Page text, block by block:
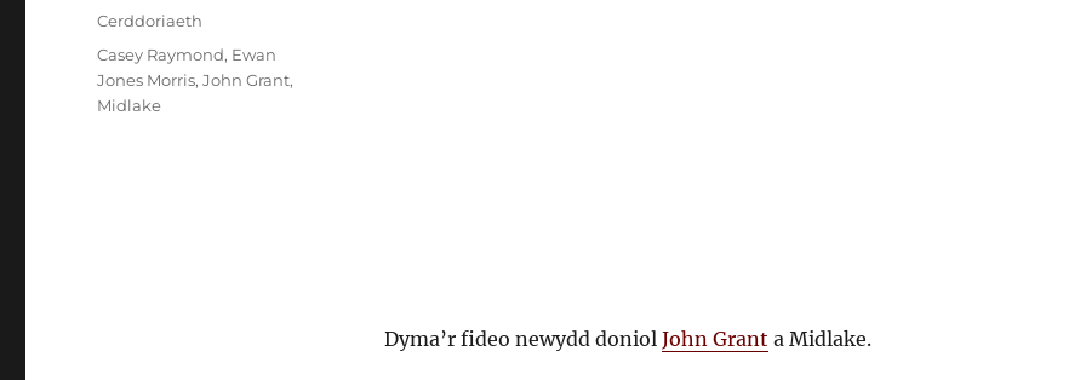
Dyma’r fideo newydd doniol John Grant a Midlake.
Categorïau
Cerddoriaeth
Tagiau
Casey Raymond, Ewan
Jones Morris,John Grant,
Midlake